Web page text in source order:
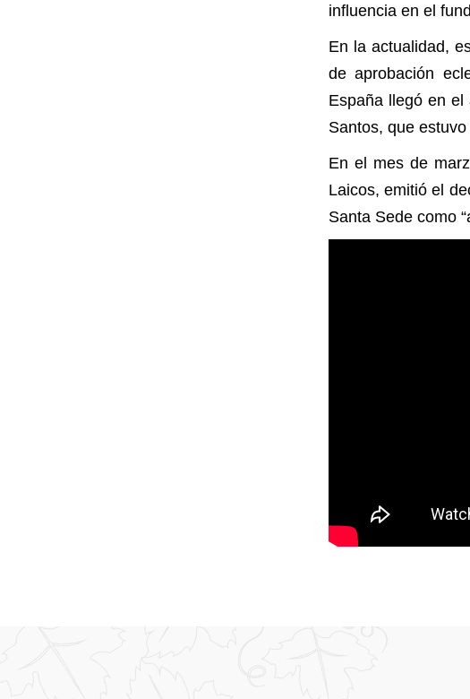
influencia en el
En la actualidad,
de aprobación
España llegó en
Santos, que
En el mes de
Laicos, emitió el
Santa Sede como